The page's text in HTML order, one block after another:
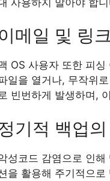
메일 및 링
OS 사용자 또한 피
일을 열거나, 무작위
빈번하게 발생하며,
기적 백업
성코드 감염으로 인
을 활용해 주기적으